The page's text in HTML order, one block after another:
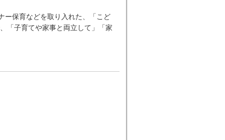
ー保育などを取り入れた、「こど
「子育てや家事と両立して」「家